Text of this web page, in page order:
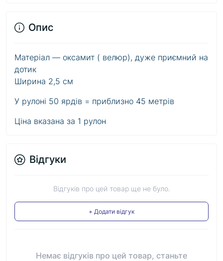
Опис
Матеріал — оксамит ( велюр), дуже приємний на
дотик
Ширина 2,5 см
У рулоні 50 ярдів = приблизно 45 метрів
Ціна вказана за 1 рулон
Відгуки
Відгуків про цей товар ще не було.
+ Додати відгук
Немає відгуків про цей товар, станьте